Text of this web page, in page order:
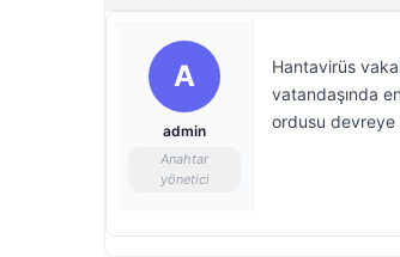
A
admin
Anahtar
yönetici
Hantavirüs
vatandaşında
ordusu devreye